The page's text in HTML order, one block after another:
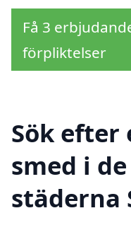
Få 3
förpliktelser
Sök efter
smed i
städerna